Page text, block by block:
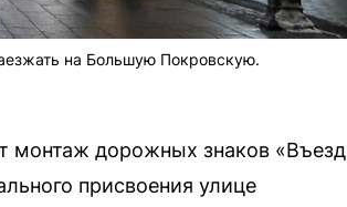
на Большую Покровскую.
монтаж дорожных знаков «Въезд
присвоения улице